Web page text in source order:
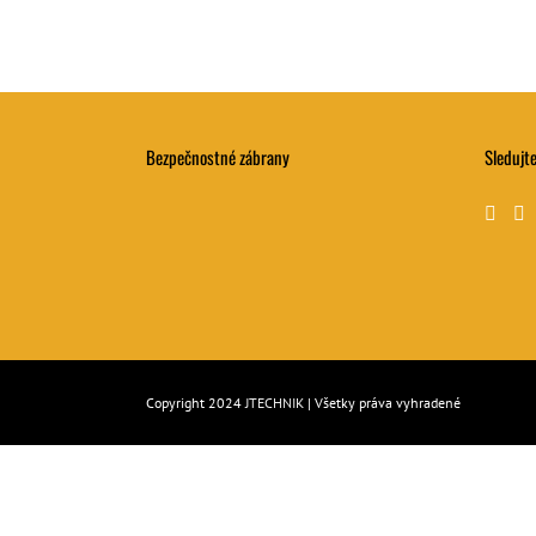
Bezpečnostné zábrany
Copyright 2024 JTECHNIK | Všetky práva vyhradené